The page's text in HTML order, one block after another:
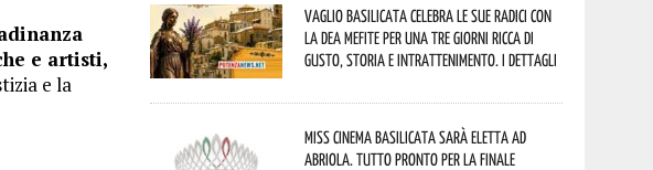
e artisti,
e la
Vaglio Basilicata celebra le sue radici con
la Dea Mefite per una tre giorni ricca di
gusto, storia e intrattenimento. I dettagli
Miss Cinema Basilicata sarà eletta ad
Abriola. Tutto pronto per la finale